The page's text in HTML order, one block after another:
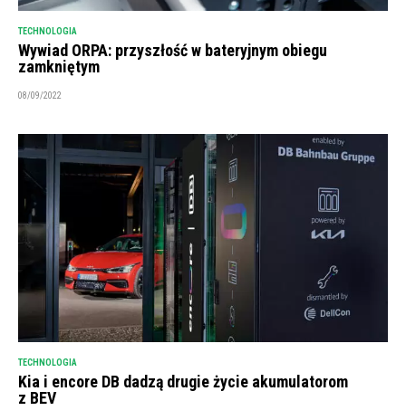
TECHNOLOGIA
Wywiad ORPA: przyszłość w bateryjnym obiegu
zamkniętym
08/09/2022
TECHNOLOGIA
Kia i encore DB dadzą drugie życie akumulatorom
z BEV